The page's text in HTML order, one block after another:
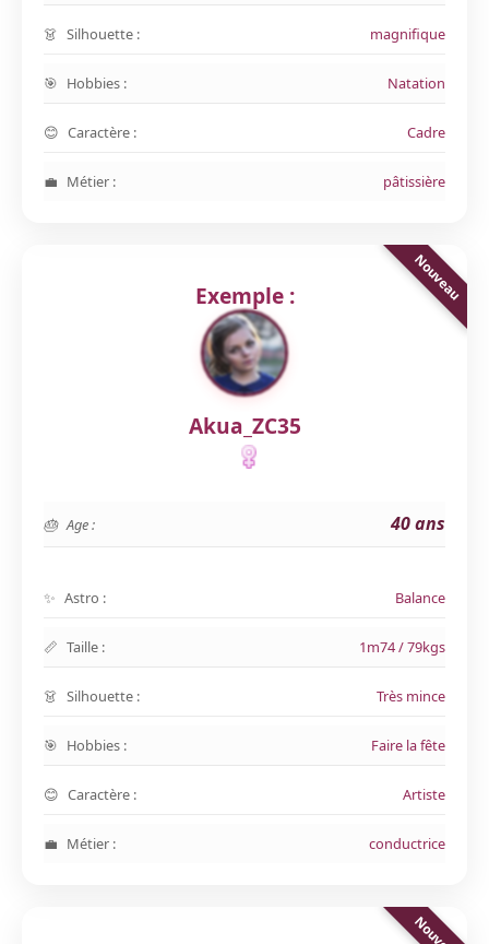
Silhouette : magnifique
Hobbies : Natation
Caractère : Cadre
Métier : pâtissière
Exemple :
Akua_ZC35
Age : 40 ans
Astro : Balance
Taille : 1m74 / 79kgs
Silhouette : Très mince
Hobbies : Faire la fête
Caractère : Artiste
Métier : conductrice